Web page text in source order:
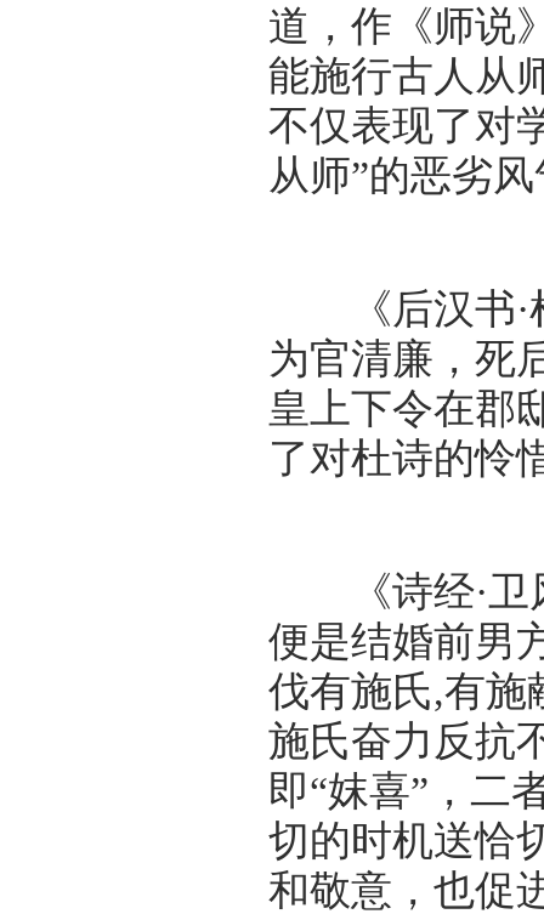
道，作《师说
能施行古人从
不仅表现了对
从师”的恶劣
《后汉书·
为官清廉，死
皇上下令在郡
了对杜诗的怜
《诗经·卫风
便是结婚前男
伐有施氏,有施
施氏奋力反抗
即“妺喜”，
切的时机送恰
和敬意，也促